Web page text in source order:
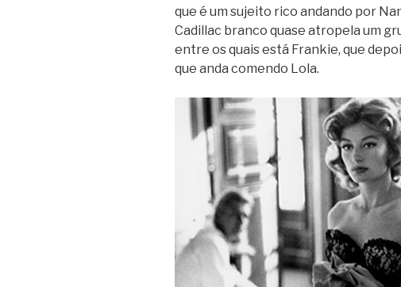
que é um sujeito rico andando por
Cadillac branco quase atropela um
entre os quais está Frankie, que
que anda comendo Lola.